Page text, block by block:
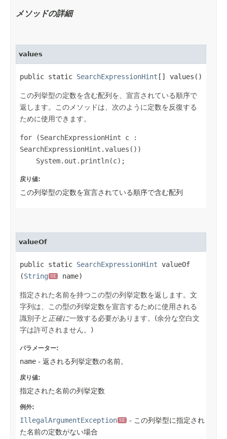
メソッドの詳細
values
public static SearchExpressionHint [] values()
この列挙型の定数を含む配列を、宣言されている順序で
返します。このメソッドは、次のように定数を反復する
ために使用できます。
for (SearchExpressionHint c :
SearchExpressionHint.values())
戻り値:
この列挙型の定数を宣言されている順序で含む配列
valueOf
public static SearchExpressionHint valueOf​
(String SE name)
指定された名前を持つこの型の列挙定数を返します。文
字列は、この型の列挙定数を宣言するために使用される
識別子と 正確に一致する必要があります。(余分な空白文
字は許可されません。)
パラメーター:
name - 返される列挙定数の名前。
戻り値:
指定された名前の列挙定数
例外:
IllegalArgumentException SE
- この列挙型に指定され
た名前の定数がない場合